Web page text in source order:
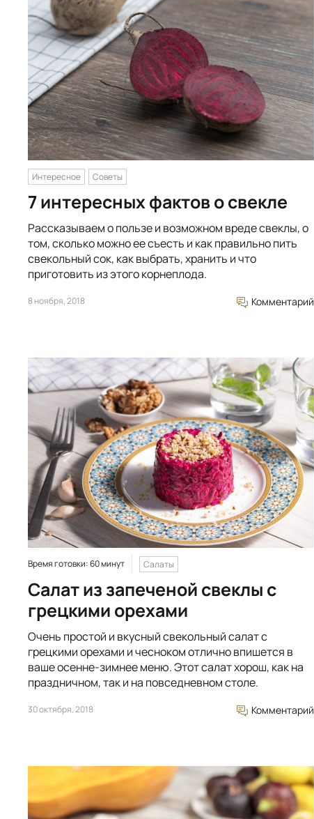
Интересное Советы
7 интересных фактов о свекле
Рассказываем о пользе и возможном вреде свеклы, о
том, сколько можно ее съесть и как правильно пить
свекольный сок, как выбрать, хранить и что
приготовить из этого корнеплода.
8 ноября, 2018 Комментарий
Время готовки: 60 минут Салаты
Салат из запеченой свеклы с
грецкими орехами
Очень простой и вкусный свекольный салат с
грецкими орехами и чесноком отлично впишется в
ваше осенне-зимнее меню. Этот салат хорош, как на
праздничном, так и на повседневном столе.
30 октября, 2018 Комментарий